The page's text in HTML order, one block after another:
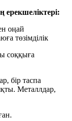
ерекшеліктері:
оңай
төзімділік
соққыға
бір таспа
Металлдар,